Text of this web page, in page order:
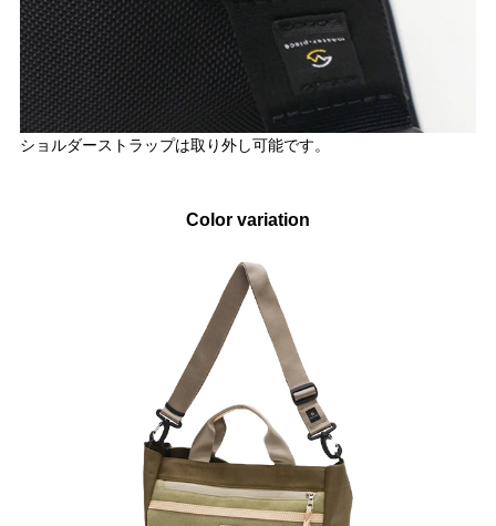
ショルダーストラップは取り外し可能です。
Color variation